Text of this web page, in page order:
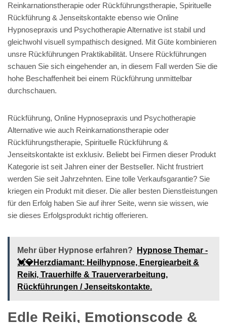
Reinkarnationstherapie oder Rückführungstherapie, Spirituelle
Rückführung & Jenseitskontakte ebenso wie Online
Hypnosepraxis und Psychotherapie Alternative ist stabil und
gleichwohl visuell sympathisch designed. Mit Güte kombinieren
unsre Rückführungen Praktikabilität. Unsere Rückführungen
schauen Sie sich eingehender an, in diesem Fall werden Sie die
hohe Beschaffenheit bei einem Rückführung unmittelbar
durchschauen.
Rückführung, Online Hypnosepraxis und Psychotherapie
Alternative wie auch Reinkarnationstherapie oder
Rückführungstherapie, Spirituelle Rückführung &
Jenseitskontakte ist exklusiv. Beliebt bei Firmen dieser Produkt
Kategorie ist seit Jahren einer der Bestseller. Nicht frustriert
werden Sie seit Jahrzehnten. Eine tolle Verkaufsgarantie? Sie
kriegen ein Produkt mit dieser. Die aller besten Dienstleistungen
für den Erfolg haben Sie auf ihrer Seite, wenn sie wissen, wie
sie dieses Erfolgsprodukt richtig offerieren.
Mehr über Hypnose erfahren?
Hypnose Themar -
💓️💎Herzdiamant: Heilhypnose, Energiearbeit &
Reiki, Trauerhilfe & Trauerverarbeitung,
Rückführungen / Jenseitskontakte.
Edle Reiki, Emotionscode &